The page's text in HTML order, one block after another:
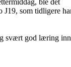
ble det
J19, som tidligere
svært god læring inn